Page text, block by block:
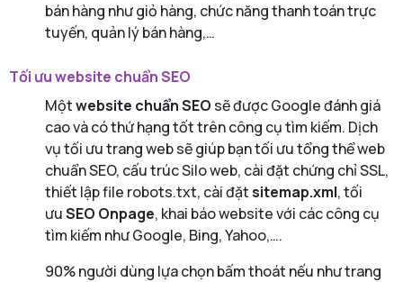
bán hàng như giỏ hàng, chức năng thanh toán trực
tuyến, quản lý bán hàng,…
Tối ưu website chuẩn SEO
Mộtwebsite chuẩn SEO sẽ được Google đánh giá
cao và có thứ hạng tốt trên công cụ tìm kiếm. Dịch
vụ tối ưu trang web sẽ giúp bạn tối ưu tổng thể web
chuẩn SEO, cấu trúc Silo web, cài đặt chứng chỉ SSL,
thiết lập file robots.txt, cài đặtsitemap.xml, tối
ưuSEO Onpage, khai báo website với các công cụ
tìm kiếm như Google, Bing, Yahoo,….
90% người dùng lựa chọn bấm thoát nếu như trang